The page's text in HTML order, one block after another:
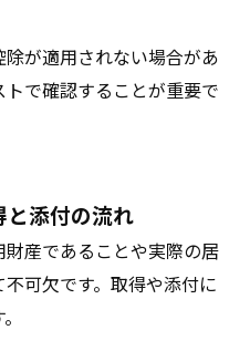
が適用されない場合があ
で確認することが重要で
添付の流れ
産であることや実際の居
可欠です。取得や添付に